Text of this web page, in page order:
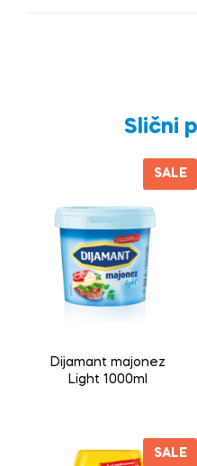
Slični
SALE
Dijamant majonez
Light 1000ml
SALE